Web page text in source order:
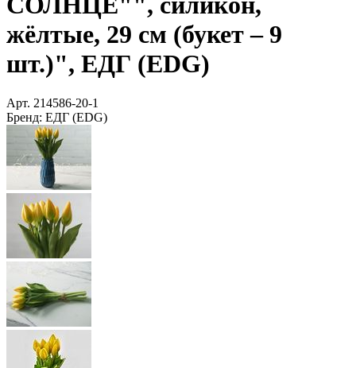
жёлтые, 29 см (букет – 9
шт.)", ЕДГ (EDG)
Арт. 214586-20-1
Бренд: ЕДГ (EDG)